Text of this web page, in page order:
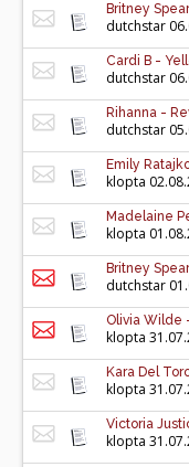
Britney
dutchstar
Cardi B -
dutchstar
Rihanna -
dutchstar
Emily
klopta
Madelaine
klopta
Britney
dutchstar
Olivia Wilde
klopta
Kara Del
klopta
Victoria
klopta